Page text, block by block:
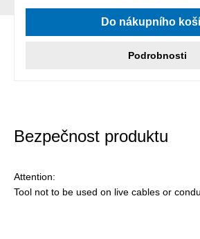
Průměrné hodnocení 5 z 5 hvězd
Do nákupního
Podrobnosti
Bezpečnost produktu
Attention:
Tool not to be used on live cables or